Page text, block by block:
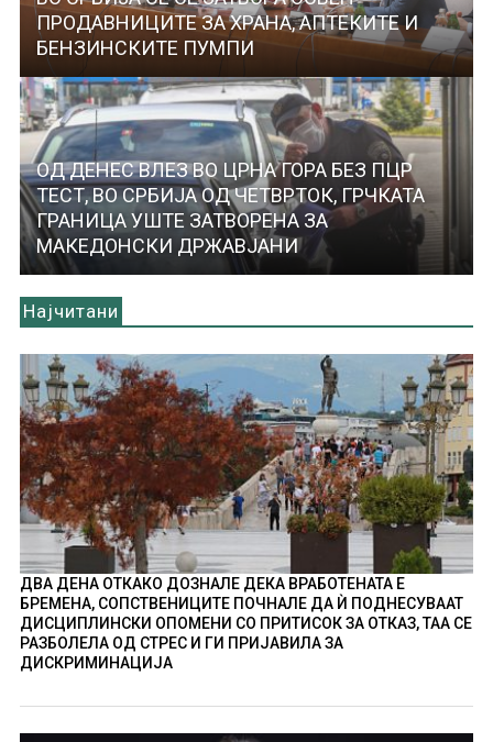
ПРОДАВНИЦИТЕ ЗА ХРАНА, АПТЕКИТЕ И
БЕНЗИНСКИТЕ ПУМПИ
ОД ДЕНЕС ВЛЕЗ ВО ЦРНА ГОРА БЕЗ ПЦР
ТЕСТ, ВО СРБИЈА ОД ЧЕТВРТОК, ГРЧКАТА
ГРАНИЦА УШТЕ ЗАТВОРЕНА ЗА
МАКЕДОНСКИ ДРЖАВЈАНИ
Најчитани
ДВА ДЕНА ОТКАКО ДОЗНАЛЕ ДЕКА ВРАБОТЕНАТА Е
БРЕМЕНА, СОПСТВЕНИЦИТЕ ПОЧНАЛЕ ДА Ѝ ПОДНЕСУВААТ
ДИСЦИПЛИНСКИ ОПОМЕНИ СО ПРИТИСОК ЗА ОТКАЗ, ТАА СЕ
РАЗБОЛЕЛА ОД СТРЕС И ГИ ПРИЈАВИЛА ЗА
ДИСКРИМИНАЦИЈА